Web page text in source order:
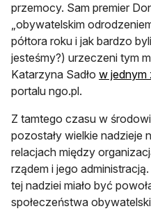
przemocy. Sam premier
„obywatelskim
półtora roku i jak bardzo
jesteśmy?) urzeczeni tym
Katarzyna Sadło w
portalu ngo.pl.
Z tamtego czasu w
pozostały wielkie nadzieje
relacjach między
rządem i jego
tej nadziei miało być
społeczeństwa